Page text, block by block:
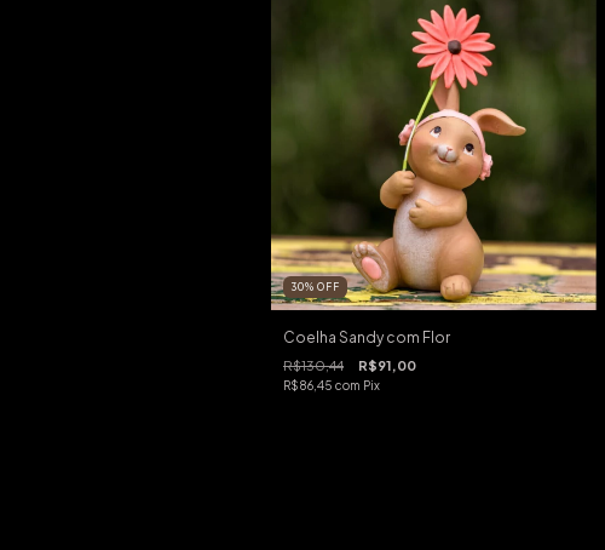
30% OFF
Coelha Sandy com Flor
R$130,44 R$91,00
R$86,45 com Pix